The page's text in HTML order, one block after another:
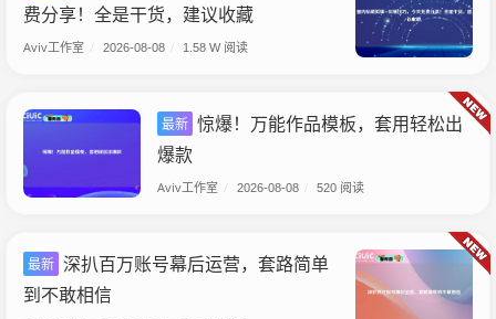
费分享！全是干货，建议收藏
Aviv工作室 2026-08-08 1.58 W 阅读
最新 惊爆！万能作品模板，套用轻松出
爆款
Aviv工作室 2026-08-08 520 阅读
最新 深扒百万账号幕后运营，套路简单
到不敢相信